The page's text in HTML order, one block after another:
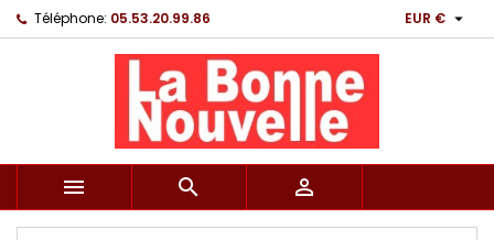
Téléphone: 05.53.20.99.86 EUR € 
  